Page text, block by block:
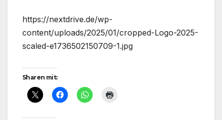
https://nextdrive.de/wp-
content/uploads/2025/01/cropped-Logo-2025-
scaled-e1736502150709-1.jpg
Sharen mit: